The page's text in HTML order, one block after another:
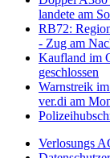
landete am
RB72:
- Zug am
Kaufland im
geschlossen
Warnstreik
ver.di am
Verlosungs